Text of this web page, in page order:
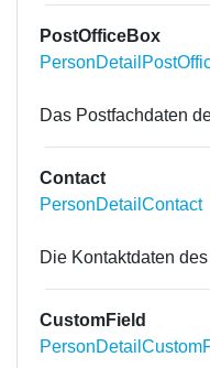
PostOfficeBox
Das Postfachdaten
Contact
PersonDetailContact
Die Kontaktdaten
CustomField